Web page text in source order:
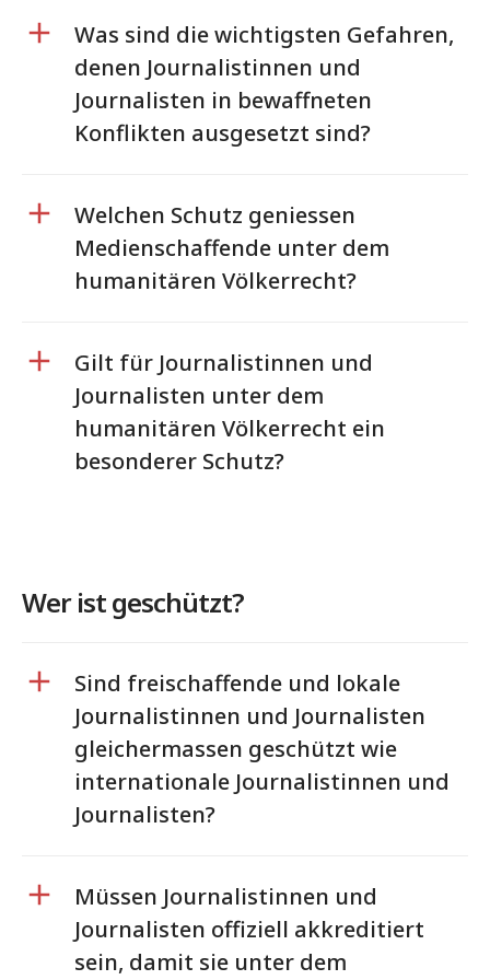
Was sind die wichtigsten Gefahren,
denen Journalistinnen und
Journalisten in bewaffneten
Konflikten ausgesetzt sind?
Welchen Schutz geniessen
Medienschaffende unter dem
humanitären Völkerrecht?
Gilt für Journalistinnen und
Journalisten unter dem
humanitären Völkerrecht ein
besonderer Schutz?
Wer ist geschützt?
Sind freischaffende und lokale
Journalistinnen und Journalisten
gleichermassen geschützt wie
internationale Journalistinnen und
Journalisten?
Müssen Journalistinnen und
Journalisten offiziell akkreditiert
sein, damit sie unter dem